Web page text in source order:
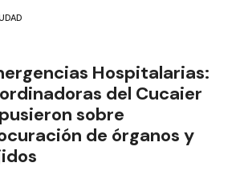
Hospitalarias:
del Cucaier
sobre
de órganos y